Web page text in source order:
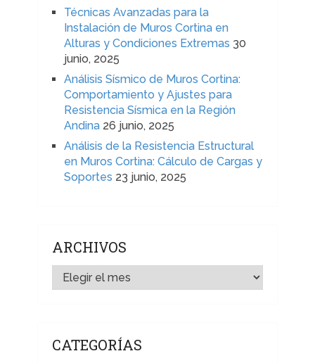
Técnicas Avanzadas para la
Instalación de Muros Cortina en
Alturas y Condiciones Extremas 30
junio, 2025
Análisis Sísmico de Muros Cortina:
Comportamiento y Ajustes para
Resistencia Sísmica en la Región
Andina 26 junio, 2025
Análisis de la Resistencia Estructural
en Muros Cortina: Cálculo de Cargas y
Soportes 23 junio, 2025
ARCHIVOS
ARCHIVOS
CATEGORÍAS